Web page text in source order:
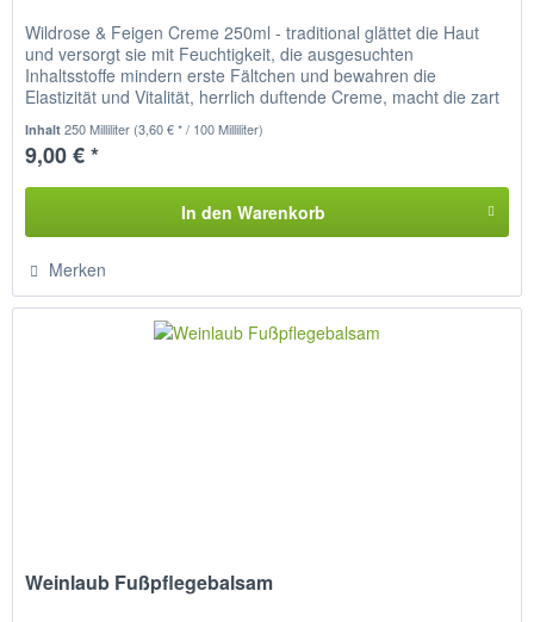
Wildrose & Feigen Creme 250ml - traditional glättet die Haut
und versorgt sie mit Feuchtigkeit, die ausgesuchten
Inhaltsstoffe mindern erste Fältchen und bewahren die
Elastizität und Vitalität, herrlich duftende Creme, macht die zart
Inhalt250 Milliliter (3,60 € * / 100 Milliliter)
9,00 € *
In den Warenkorb
Merken
Weinlaub Fußpflegebalsam